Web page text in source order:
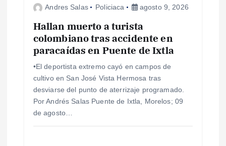
Andres Salas Policiaca agosto 9, 2026
Hallan muerto a turista
colombiano tras accidente en
paracaídas en Puente de Ixtla
•El deportista extremo cayó en campos de
cultivo en San José Vista Hermosa tras
desviarse del punto de aterrizaje programado.
Por Andrés Salas Puente de Ixtla, Morelos; 09
de agosto…